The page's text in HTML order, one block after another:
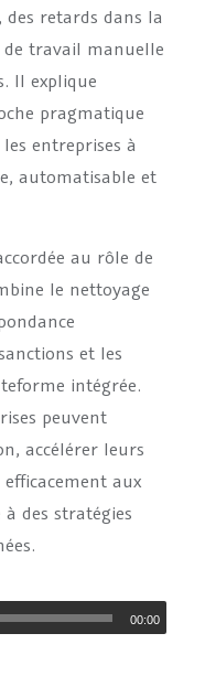
retards dans la
de travail manuelle
Il explique
pragmatique
entreprises à
automatisable et
au rôle de
le nettoyage
et les
intégrée.
peuvent
accélérer leurs
aux
des stratégies
00:00